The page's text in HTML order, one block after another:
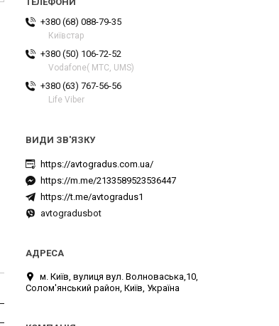
+380 (68) 088-79-35
Київстар
+380 (50) 106-72-52
Vodafone( МТС, UMS)
+380 (63) 767-56-56
Life Viber
https://avtogradus.com.ua/
https://m.me/2133589523536447
https://t.me/avtogradus1
avtogradusbot
м. Київ, вулиця вул. Волноваська,10,
Солом'янський район, Київ, Україна